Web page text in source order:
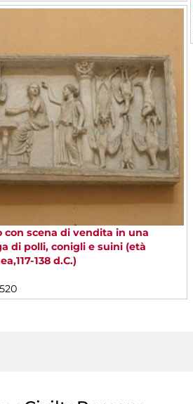
con scena di vendita in una
di polli, conigli e suini (età
138 d.C.)